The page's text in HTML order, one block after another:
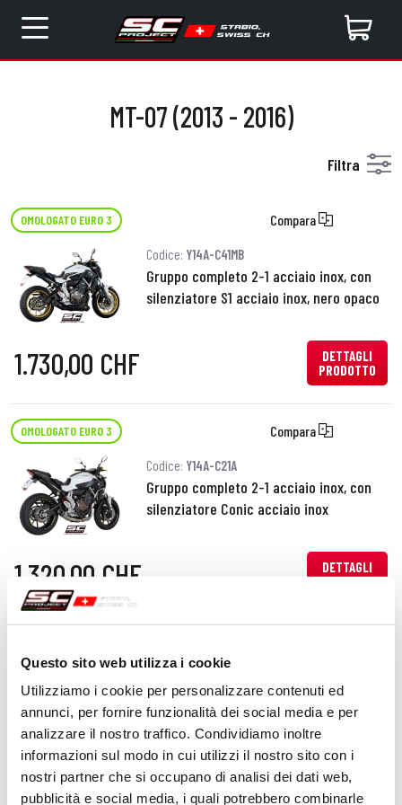
Questo sito web utilizza i cookie
Utilizziamo i cookie per personalizzare contenuti ed
annunci, per fornire funzionalità dei social media e per
analizzare il nostro traffico. Condividiamo inoltre
informazioni sul modo in cui utilizzi il nostro sito con i
nostri partner che si occupano di analisi dei dati web,
pubblicità e social media, i quali potrebbero combinarle
MT-07 (2013 - 2016)
Filtra
OMOLOGATO EURO 3 Compara
Codice: Y14A-C41MB
Gruppo completo 2-1 acciaio inox, con
silenziatore S1 acciaio inox, nero opaco
1.730,00 CHF
DETTAGLI
PRODOTTO
OMOLOGATO EURO 3 Compara
Codice: Y14A-C21A
Gruppo completo 2-1 acciaio inox, con
silenziatore Conic acciaio inox
1.320,00 CHF
DETTAGLI
PRODOTTO
Gruppo completo 2-1 acciaio inox, con
silenziatore S1 acciaio inox
1.420,00 CHF
DETTAGLI
PRODOTTO